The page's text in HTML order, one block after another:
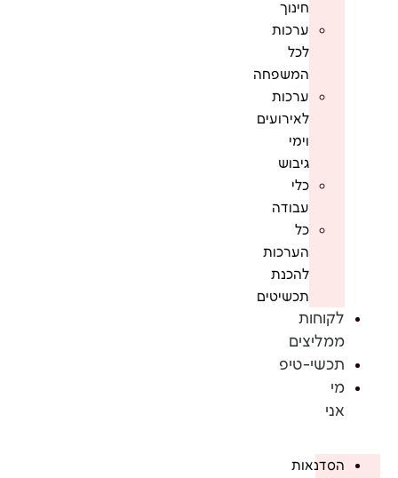
חינוך
ערכות
לכל
המשפחה
ערכות
לאירועים
וימי
גיבוש
כלי
עבודה
כל
הערכות
להכנת
תכשיטים
לקוחות
ממליצים
תכשי-טיפ
מי
אני
הסדנאות